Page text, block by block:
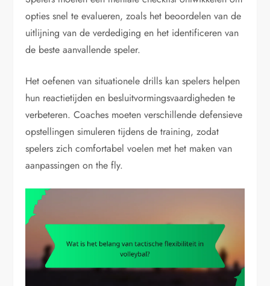
opties snel te evalueren, zoals het beoordelen van de
uitlijning van de verdediging en het identificeren van
de beste aanvallende speler.
Het oefenen van situationele drills kan spelers helpen
hun reactietijden en besluitvormingsvaardigheden te
verbeteren. Coaches moeten verschillende defensieve
opstellingen simuleren tijdens de training, zodat
spelers zich comfortabel voelen met het maken van
aanpassingen on the fly.